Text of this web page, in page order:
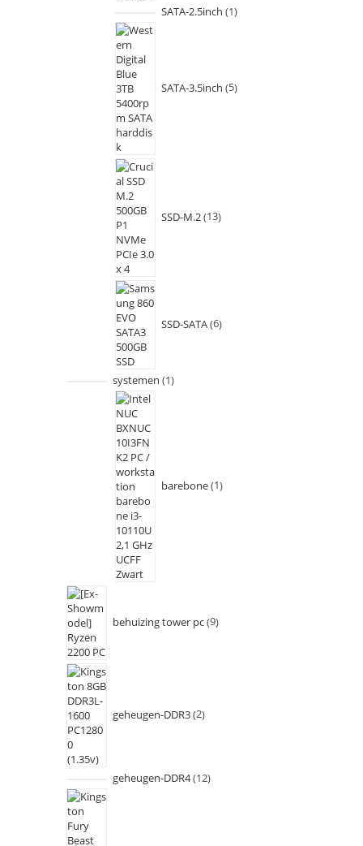
SATA-2.5inch 1
SATA-3.5inch 5
SSD-M.2 13
SSD-SATA 6
systemen 1
barebone 1
behuizing tower pc 9
geheugen-DDR3 2
geheugen-DDR4 12